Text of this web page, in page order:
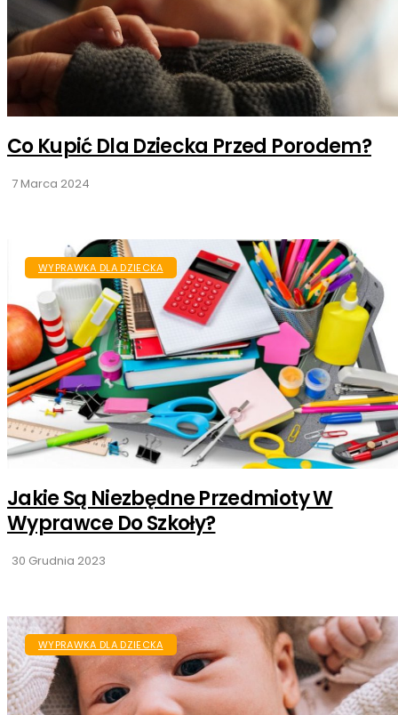
Co Kupić Dla Dziecka Przed Porodem?
7 Marca 2024
WYPRAWKA DLA DZIECKA
Jakie Są Niezbędne Przedmioty W
Wyprawce Do Szkoły?
30 Grudnia 2023
WYPRAWKA DLA DZIECKA